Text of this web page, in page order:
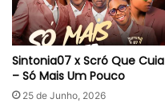
Sintonia07 x Scró Que Cuia
– Só Mais Um Pouco
25 de Junho, 2026